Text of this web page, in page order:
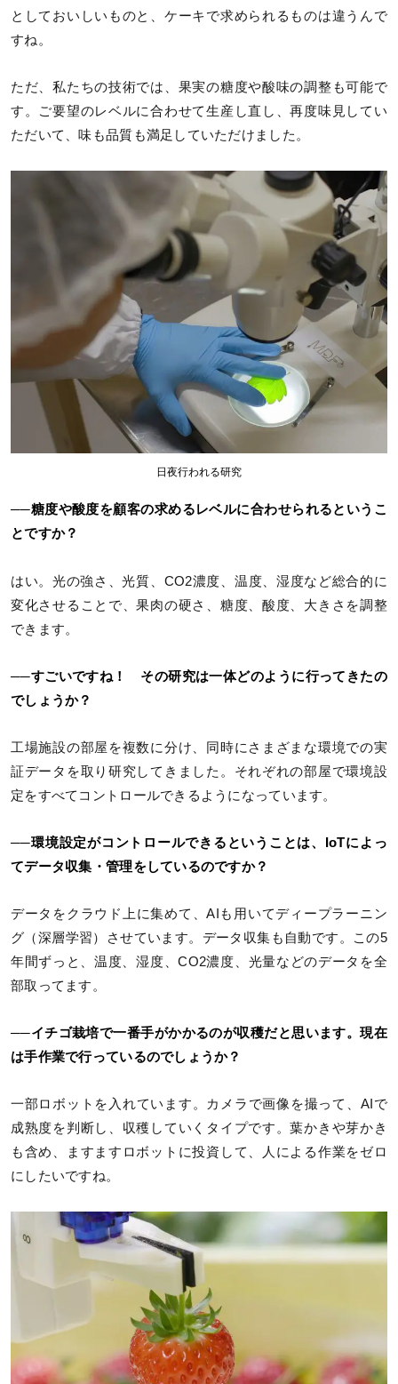
としておいしいものと、ケーキで求められるものは違うんで
すね。
ただ、私たちの技術では、果実の糖度や酸味の調整も可能で
す。ご要望のレベルに合わせて生産し直し、再度味見してい
ただいて、味も品質も満足していただけました。
日夜行われる研究
──糖度や酸度を顧客の求めるレベルに合わせられるというこ
とですか？
はい。光の強さ、光質、CO2濃度、温度、湿度など総合的に
変化させることで、果肉の硬さ、糖度、酸度、大きさを調整
できます。
──すごいですね！ その研究は一体どのように行ってきたの
でしょうか？
工場施設の部屋を複数に分け、同時にさまざまな環境での実
証データを取り研究してきました。それぞれの部屋で環境設
定をすべてコントロールできるようになっています。
──環境設定がコントロールできるということは、IoTによっ
てデータ収集・管理をしているのですか？
データをクラウド上に集めて、AIも用いてディープラーニン
グ（深層学習）させています。データ収集も自動です。この5
年間ずっと、温度、湿度、CO2濃度、光量などのデータを全
部取ってます。
──イチゴ栽培で一番手がかかるのが収穫だと思います。現在
は手作業で行っているのでしょうか？
一部ロボットを入れています。カメラで画像を撮って、AIで
成熟度を判断し、収穫していくタイプです。葉かきや芽かき
も含め、ますますロボットに投資して、人による作業をゼロ
にしたいですね。